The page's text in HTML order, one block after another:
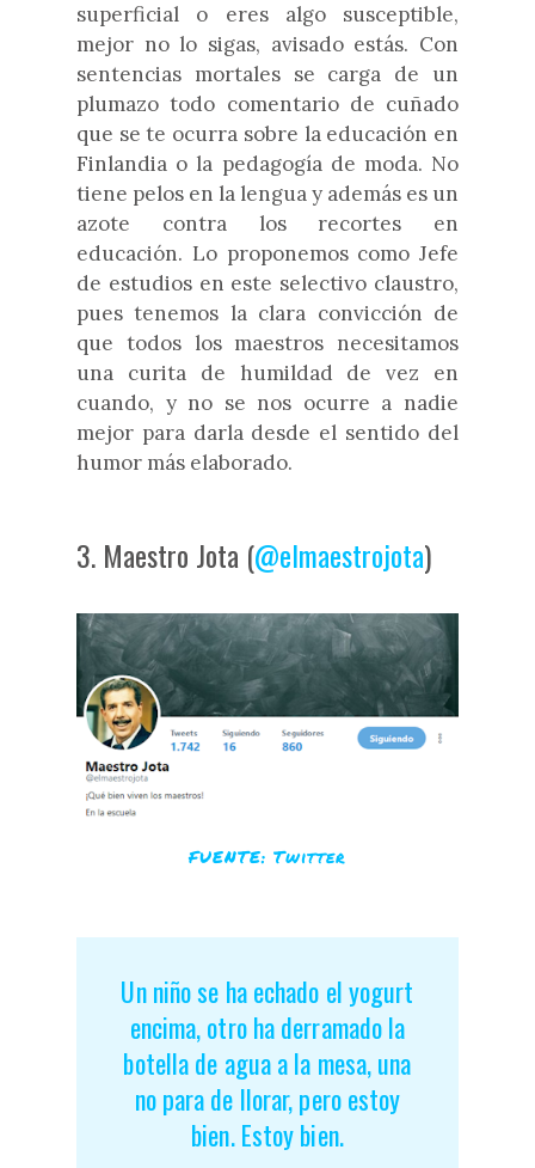
superficial o eres algo susceptible,
mejor no lo sigas, avisado estás. Con
sentencias mortales se carga de un
plumazo todo comentario de cuñado
que se te ocurra sobre la educación en
Finlandia o la pedagogía de moda. No
tiene pelos en la lengua y además es un
azote contra los recortes en
educación. Lo proponemos como Jefe
de estudios en este selectivo claustro,
pues tenemos la clara convicción de
que todos los maestros necesitamos
una curita de humildad de vez en
cuando, y no se nos ocurre a nadie
mejor para darla desde el sentido del
humor más elaborado.
3. Maestro Jota (@elmaestrojota)
FUENTE: Twitter
Un niño se ha echado el yogurt
encima, otro ha derramado la
botella de agua a la mesa, una
no para de llorar, pero estoy
bien. Estoy bien.